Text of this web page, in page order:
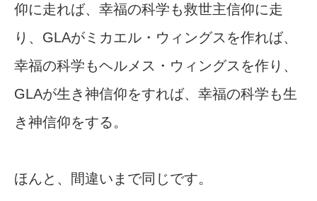
仰に走れば、幸福の科学も救世主信仰に走
り、GLAがミカエル・ウィングスを作れば、
幸福の科学もヘルメス・ウィングスを作り、
GLAが生き神信仰をすれば、幸福の科学も生
き神信仰をする。
ほんと、間違いまで同じです。